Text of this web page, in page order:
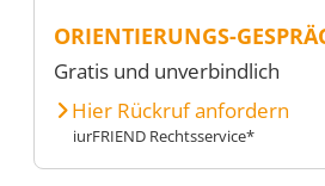
ORIENTIERUNGS-
Gratis und unverbindlich
Hier Rückruf anfordern
iurFRIEND Rechtsservice*